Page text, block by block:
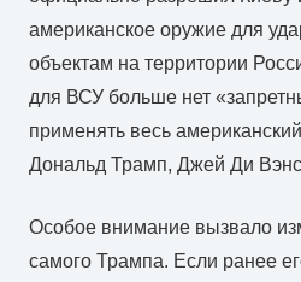
американское оружие для
объектам на территории
для ВСУ больше нет
применять весь
Дональд Трамп, Джей Ди
Особое внимание вызвало
самого Трампа. Если ранее